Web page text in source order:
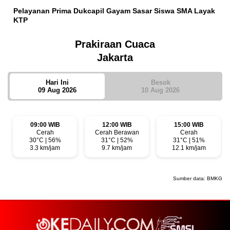
Pelayanan Prima Dukcapil Gayam Sasar Siswa SMA Layak
KTP
Prakiraan Cuaca
Jakarta
Hari Ini
09 Aug 2026
Besok
10 Aug 2026
09:00 WIB
Cerah
30°C | 56%
3.3 km/jam
12:00 WIB
Cerah Berawan
31°C | 52%
9.7 km/jam
15:00 WIB
Cerah
31°C | 51%
12.1 km/jam
Sumber data: BMKG